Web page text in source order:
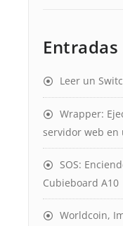
Leer un
Wrapper:
servidor web en
SOS:
Cubieboard A10
Worldcoin,